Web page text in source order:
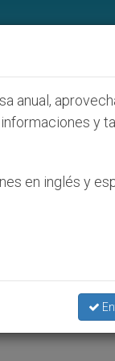
al
anual,
y
en inglés y